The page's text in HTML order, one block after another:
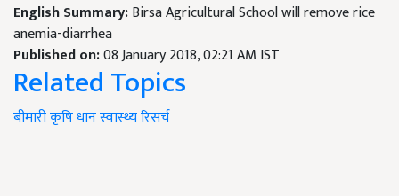
English Summary:Birsa Agricultural School will remove rice
anemia-diarrhea
Published on:08 January 2018, 02:21 AM IST
Related Topics
बीमारीकृषिधानस्वास्थ्यरिसर्च